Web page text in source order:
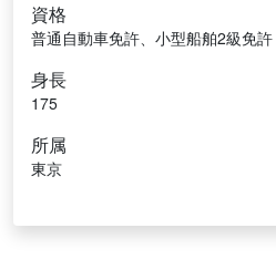
資格
普通自動車免許、小型船舶2級免許
身長
175
所属
東京